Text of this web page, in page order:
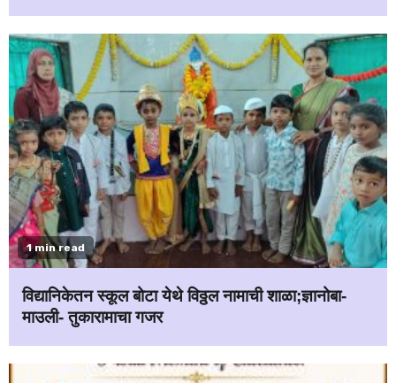
1 min read
विद्यानिकेतन स्कूल बोटा येथे विठ्ठल नामाची शाळा;ज्ञानोबा-
माउली- तुकारामाचा गजर